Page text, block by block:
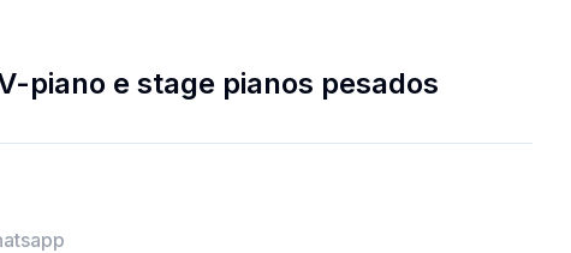
piano e stage pianos pesados